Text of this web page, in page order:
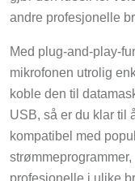
andre profesjonelle
Med plug-and-play-
mikrofonen utrolig
koble den til
USB, så er du klar til
kompatibel med
profesjonelle i ulike